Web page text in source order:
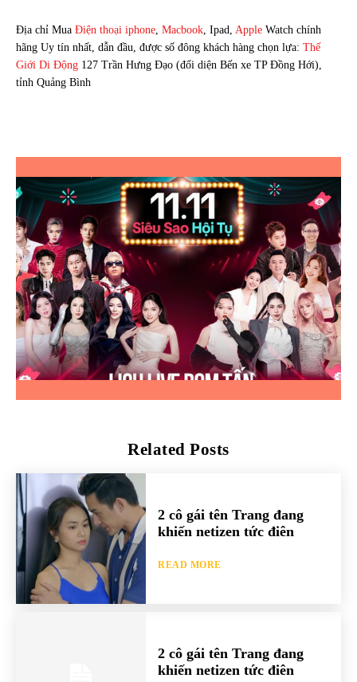
Related Posts
2 cô gái tên Trang đang
khiến netizen tức điên
READ MORE
2 cô gái tên Trang đang
khiến netizen tức điên
Địa chỉ Mua Điện thoại iphone, Macbook, Ipad, Apple Watch chính
hãng Uy tín nhất, dẫn đầu, được số đông khách hàng chọn lựa: Thế
Giới Di Động 127 Trần Hưng Đạo (đối diện Bến xe TP Đồng Hới),
tỉnh Quảng Bình